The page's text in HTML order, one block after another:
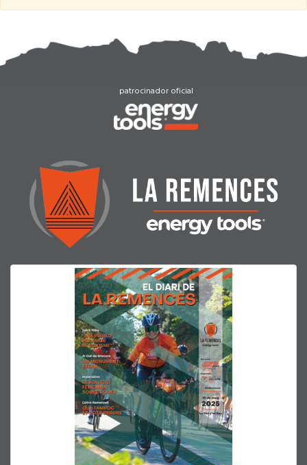
patrocinador oficial